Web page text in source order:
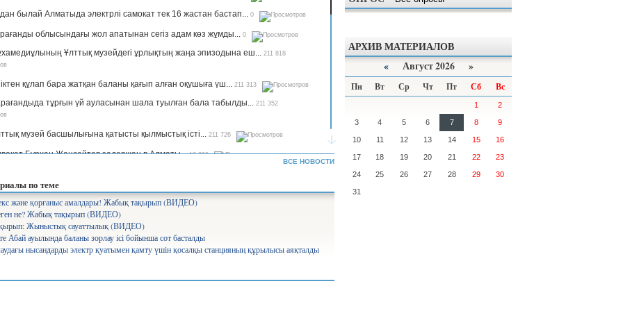
былай Алматыда электрлі самокат тек 16 жастан бастап... 0
облысындағы жол апатынан сегіз адам көз жұмды... 0
Ұлттық музейдегі ұрлықтың жаңа эпизодына еш... 211 818
құлап бара жатқан баланы қағып алған оқушыға үш... 211 313
тұрғын үй ауласынан шала туылған бала табылды... 211 352
музей басшылығына қатысты қылмыстық істі... 211 726
Бурхан Жансейтов задержан в Алматы... 13 298
на комуслуги изменятся в Казахстане... 12 640
Аймағамбетов балалардың қауіпсіздігін қамтамасыз...
мектеп». Ұлттық жоба арқылы 582 мектеп бой көтереді...
лицензиялауды күшейтеміз - министр...
ВСЕ НОВОСТИ
по теме
және қорғаныс амалдары! Жабық тақырып (ВИДЕО)
не? Жабық тақырып (ВИДЕО)
Жыныстық сауаттылық (ВИДЕО)
Абай ауылында баланы зорлау ісі бойынша сот басталды
нысандарды электр қуатымен қамту үшін қосалқы станцияның құрылысы аяқталды
АРХИВ МАТЕРИАЛОВ
«Август 2026 »
Пн Вт Ср Чт Пт Сб Вс
1 2
3 4 5 6 7 8 9
10 11 12 13 14 15 16
17 18 19 20 21 22 23
24 25 26 27 28 29 30
31